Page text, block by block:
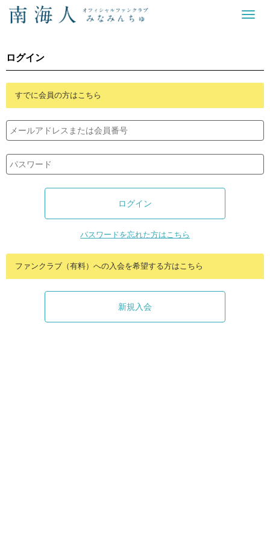
ログイン
すでに会員の方はこちら
パスワードを忘れた方はこちら
ファンクラブ（有料）への入会を希望する方はこちら